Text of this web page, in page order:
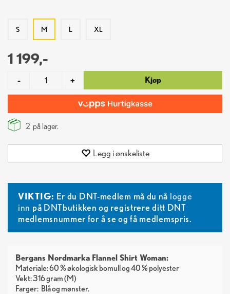
S M L XL
1 199,-
- + Kjøp
2 på lager.
Legg i ønskeliste
VIKTIG: Er du DNT-medlem må du nå logge
inn på DNTbutikken og registrere ditt DNT
medlemsnummer for å se og få medlemspris.
Bergans Nordmarka Flannel Shirt Woman:
Materiale: 60 % økologisk bomull og 40 % polyester
Vekt: 316 gram (M)
Farger: Blå mønster